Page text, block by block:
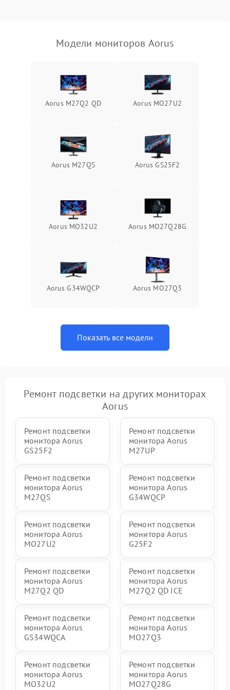
Неисправность системы
перенапряжения
Подробнее →
защиты от замыкания
Подробнее →
Повреждение системы
Подробнее →
защиты от перегрева
Подробнее →
Поломка системы защиты
Поломка системы защиты
от замыкания
Подробнее →
Модели мониторов Aorus
Aorus M27Q2 QD Aorus MO27U2
Aorus M27QS Aorus GS25F2
Aorus MO32U2 Aorus MO27Q28G
Aorus G34WQCP Aorus MO27Q3
Показать все модели
Ремонт подсветки на других мониторах
Aorus
Ремонт подсветки
монитора Aorus
GS25F2
Ремонт подсветки
монитора Aorus
M27UP
Ремонт подсветки
монитора Aorus
M27QS
Ремонт подсветки
монитора Aorus
G34WQCP
Ремонт подсветки
монитора Aorus
MO27U2
Ремонт подсветки
монитора Aorus
G25F2
Ремонт подсветки
монитора Aorus
M27Q2 QD
Ремонт подсветки
монитора Aorus
M27Q2 QD ICE
Ремонт подсветки
монитора Aorus
GS34WQCA
Ремонт подсветки
монитора Aorus
MO27Q3
Ремонт подсветки
монитора Aorus
MO32U2
Ремонт подсветки
монитора Aorus
MO27Q28G